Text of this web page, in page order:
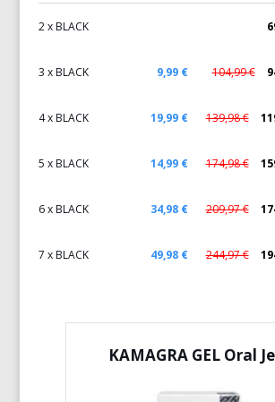
2 x BLACK
3 x BLACK 9,99 € 104,99 €
4 x BLACK 19,99 € 139,98 €
5 x BLACK 14,99 € 174,98 €
6 x BLACK 34,98 € 209,97 €
7 x BLACK 49,98 € 244,97 €
KAMAGRA GEL Oral